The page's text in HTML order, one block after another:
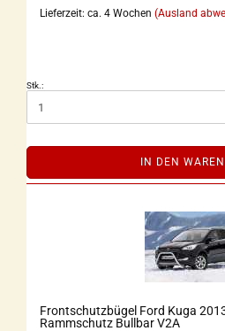
Lieferzeit: ca. 4 Wochen (Ausland
Stk.:
IN DEN
Frontschutzbügel Ford Kuga
Rammschutz Bullbar V2A